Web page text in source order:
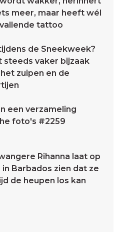
meer, maar heeft wél
tattoo
de Sneekweek?
steeds vaker bijzaak
zuipen en de
een verzameling
foto's #2259
Rihanna laat op
Barbados zien dat ze
de heupen los kan